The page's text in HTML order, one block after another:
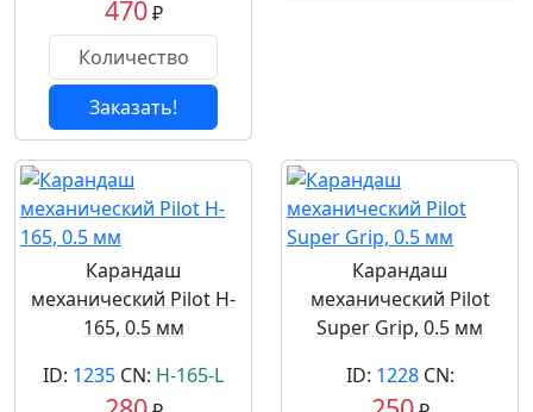
470₽
Заказать!
Карандаш
механический Pilot H-
165, 0.5 мм
ID: 1235 CN: H-165-L
Карандаш
механический Pilot
Super Grip, 0.5 мм
ID: 1228CN: